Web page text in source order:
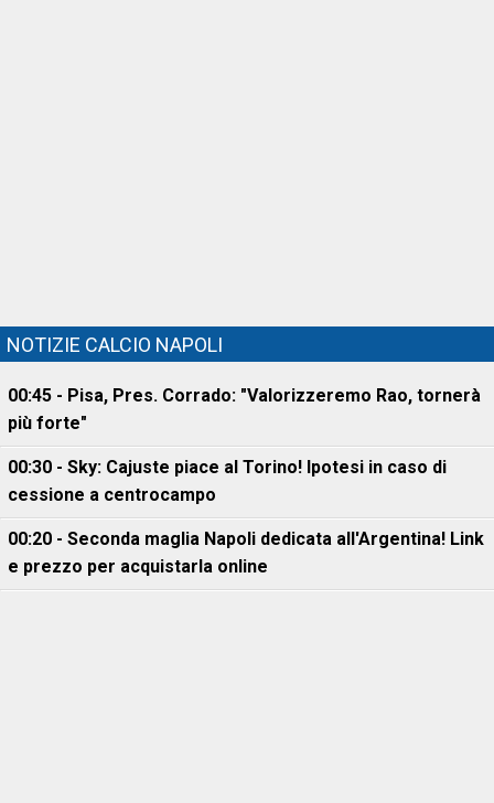
NOTIZIE CALCIO NAPOLI
00:45 - Pisa, Pres. Corrado: "Valorizzeremo Rao, tornerà
più forte"
00:30 - Sky: Cajuste piace al Torino! Ipotesi in caso di
cessione a centrocampo
00:20 - Seconda maglia Napoli dedicata all'Argentina! Link
e prezzo per acquistarla online